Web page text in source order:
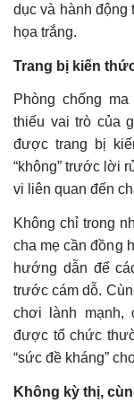
dục và hành động
họa trắng.
Trang bị kiến
Phòng chống
thiếu vai trò của
được trang bị
“không” trước lời
vi liên quan đến
Không chỉ trong
cha mẹ cần đồng
hướng dẫn để
trước cám dỗ.
chơi lành mạnh,
được tổ chức
“sức đề kháng”
Không kỳ thị,